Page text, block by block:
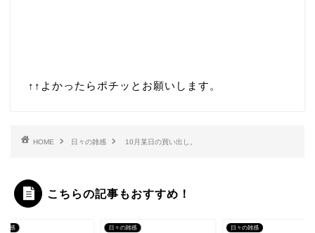
↑↑ よかったらポチッとお願いします。
HOME 日々の雑感 10月某日の買い出し。
こちらの記事もおすすめ！
雑感 日々の雑感 日々の雑感